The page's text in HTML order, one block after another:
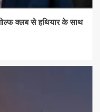
क्लब से हथियार के साथ